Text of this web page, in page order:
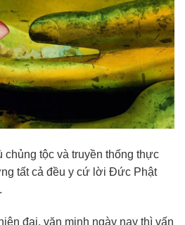
chủng tộc và truyền thống thực
tất cả đều y cứ lời Đức Phật
đại, văn minh ngày nay thì vấn